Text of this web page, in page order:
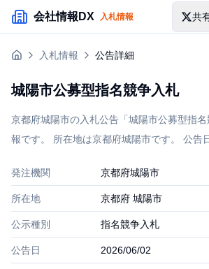
メインコンテンツにスキップ
会社情報DX 入札情報 共
入札情報
企業検索
入札情報 公告詳細
城陽市公募型指名競争入札
京都府城陽市の入札公告「城陽市公募型指
報です。 所在地は京都府城陽市です。 公告
発注機関 京都府城陽市
所在地 京都府 城陽市
公示種別 指名競争入札
公告日 2026/06/02